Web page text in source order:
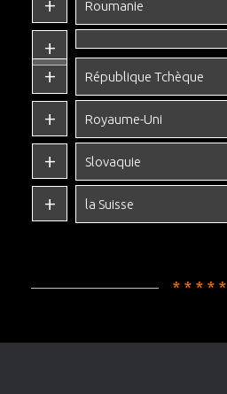
Roumanie
République Tchèque
Royaume-Uni
Slovaquie
la Suisse
* * * * *